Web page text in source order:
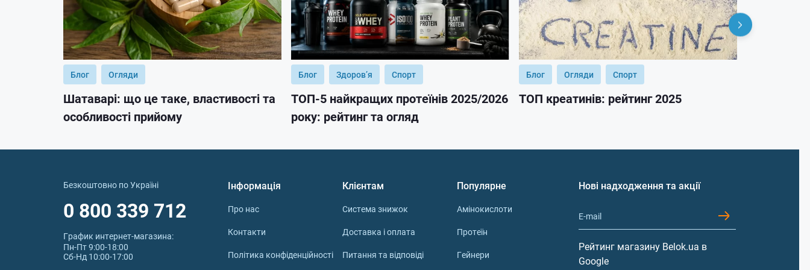
Блог Огляди
Шатаварі: що це таке, властивості та
особливості прийому
Блог Здоров’я Спорт
ТОП-5 найкращих протеїнів 2025/2026
року: рейтинг та огляд
Блог Огляди Спорт
ТОП креатинів: рейтинг 2025
Безкоштовно по Україні
0 800 339 712
График интернет‑магазина:
Пн-Пт 9:00-18:00
Сб-Нд 10:00-17:00
Інформація
Про нас
Контакти
Політика конфіденційності
Клієнтам
Система знижок
Доставка і оплата
Питання та відповіді
Популярне
Амінокислоти
Протеїн
Гейнери
Нові надходження та акції
Рейтинг магазину Belok.ua в
Google